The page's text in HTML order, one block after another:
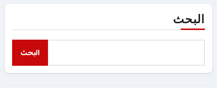
البحث
البحث